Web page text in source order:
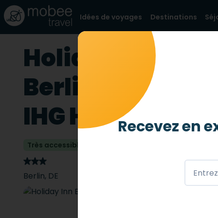
Idées de voyages Destinations
Holiday Inn
Berlin City
IHG Hotel
Très accessible
Berlin, DE
Recevez en